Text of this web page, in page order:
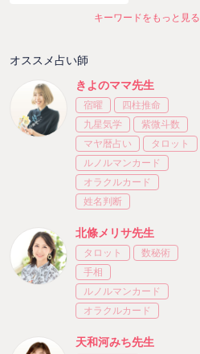
キーワードをもっと見る
オススメ占い師
きよのママ先生
宿曜
四柱推命
九星気学
紫微斗数
マヤ暦占い
タロット
ルノルマンカード
オラクルカード
姓名判断
北條メリサ先生
タロット
数秘術
手相
ルノルマンカード
オラクルカード
天和河みち先生